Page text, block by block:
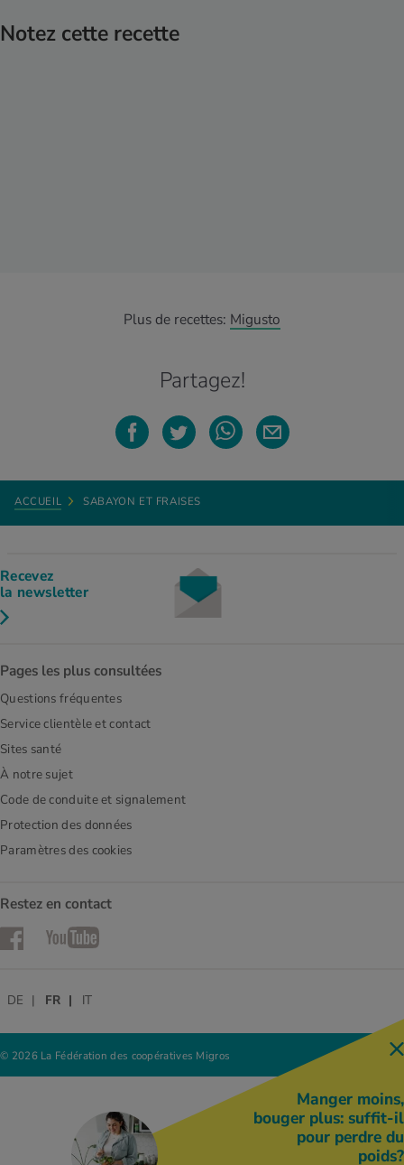
Notez cette recette
Plus de recettes: Migusto
Partagez!
ACCUEIL SABAYON ET FRAISES
Recevez
la newsletter
Pages les plus consultées
Questions fréquentes
Service clientèle et contact
Sites santé
À notre sujet
Code de conduite et signalement
Protection des données
Paramètres des cookies
Restez en contact
FacebookYouTube
© 2026 La Fédération des coopératives Migros
DE FR IT
Manger moins,
bouger plus: suffit-il
pour perdre du
poids?